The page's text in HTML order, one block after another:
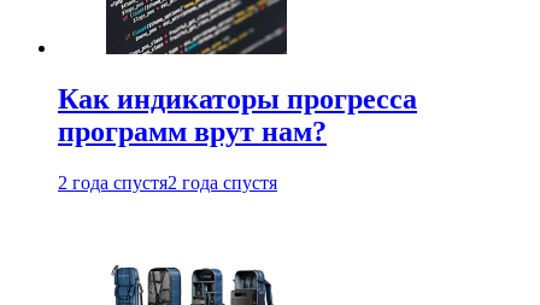
Как индикаторы прогресса
программ врут нам?
2 года спустя2 года спустя